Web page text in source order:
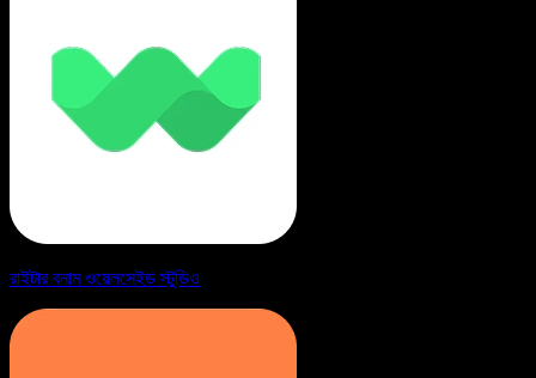
রাইটার বনাম ওয়েলসেইড স্টুডিও